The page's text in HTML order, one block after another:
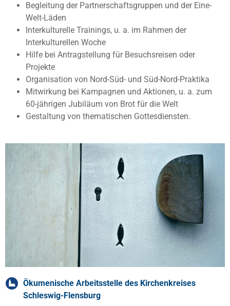
Begleitung der Partnerschaftsgruppen und der Eine-
Welt-Läden
Interkulturelle Trainings, u. a. im Rahmen der
Interkulturellen Woche
Hilfe bei Antragstellung für Besuchsreisen oder
Projekte
Organisation von Nord-Süd- und Süd-Nord-Praktika
Mitwirkung bei Kampagnen und Aktionen, u. a. zum
60-jährigen Jubiläum von Brot für die Welt
Gestaltung von thematischen Gottesdiensten.
Ökumenische Arbeitsstelle des Kirchenkreises
Schleswig-Flensburg